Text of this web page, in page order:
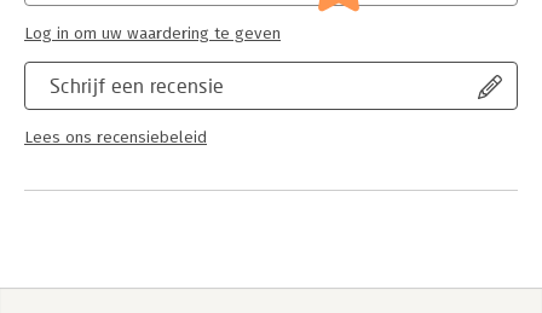
Schrijf een recensie
Lees ons recensiebeleid
Log in om uw waardering te geven